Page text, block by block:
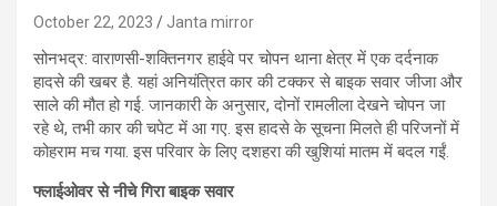
October 22, 2023 Janta mirror
सोनभद्र: वाराणसी-शक्तिनगर हाईवे पर चोपन थाना क्षेत्र में एक दर्दनाक
हादसे की खबर है. यहां अनियंत्रित कार की टक्कर से बाइक सवार जीजा और
साले की मौत हो गई. जानकारी के अनुसार, दोनों रामलीला देखने चोपन जा
रहे थे, तभी कार की चपेट में आ गए. इस हादसे के सूचना मिलते ही परिजनों में
कोहराम मच गया. इस परिवार के लिए दशहरा की खुशियां मातम में बदल गईं.
फ्लाईओवर से नीचे गिरा बाइक सवार